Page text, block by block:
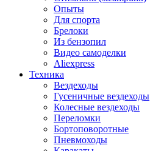
Опыты
Для спорта
Брелоки
Из бензопил
Видео самоделки
Aliexpress
Техника
Вездеходы
Гусеничные вездеходы
Колесные вездеходы
Переломки
Бортоповоротные
Пневмоходы